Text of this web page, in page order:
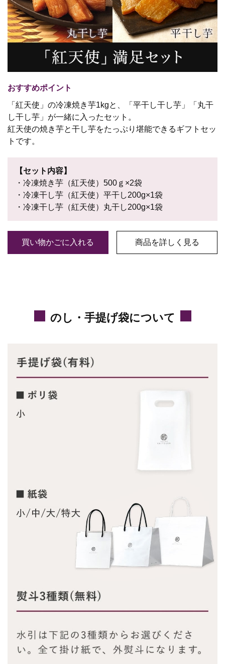
おすすめポイント
「紅天使」の冷凍焼き芋1kgと、「平干し干し芋」「丸干
し干し芋」が一緒に入ったセット。
紅天使の焼き芋と干し芋をたっぷり堪能できるギフトセッ
トです。
【セット内容】
・冷凍焼き芋（紅天使）500ｇ×2袋
・冷凍干し芋（紅天使）平干し200g×1袋
・冷凍干し芋（紅天使）丸干し200g×1袋
買い物かごに入れる 商品を詳しく見る
のし・手提げ袋について